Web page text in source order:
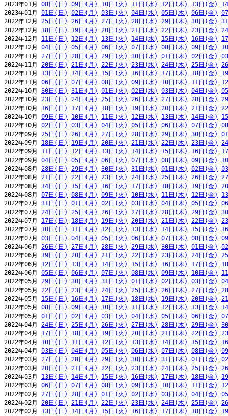
2023年01月 08日(日) 09日(月) 10日(火) 11日(水) 12日(木) 13日(金)
2023年01月 01日(日) 02日(月) 03日(火) 04日(水) 05日(木) 06日(金)
2022年12月 25日(日) 26日(月) 27日(火) 28日(水) 29日(木) 30日(金)
2022年12月 18日(日) 19日(月) 20日(火) 21日(水) 22日(木) 23日(金)
2022年12月 11日(日) 12日(月) 13日(火) 14日(水) 15日(木) 16日(金)
2022年12月 04日(日) 05日(月) 06日(火) 07日(水) 08日(木) 09日(金)
2022年11月 27日(日) 28日(月) 29日(火) 30日(水) 01日(木) 02日(金)
2022年11月 20日(日) 21日(月) 22日(火) 23日(水) 24日(木) 25日(金)
2022年11月 13日(日) 14日(月) 15日(火) 16日(水) 17日(木) 18日(金)
2022年11月 06日(日) 07日(月) 08日(火) 09日(水) 10日(木) 11日(金)
2022年10月 30日(日) 31日(月) 01日(火) 02日(水) 03日(木) 04日(金)
2022年10月 23日(日) 24日(月) 25日(火) 26日(水) 27日(木) 28日(金)
2022年10月 16日(日) 17日(月) 18日(火) 19日(水) 20日(木) 21日(金)
2022年10月 09日(日) 10日(月) 11日(火) 12日(水) 13日(木) 14日(金)
2022年10月 02日(日) 03日(月) 04日(火) 05日(水) 06日(木) 07日(金)
2022年09月 25日(日) 26日(月) 27日(火) 28日(水) 29日(木) 30日(金)
2022年09月 18日(日) 19日(月) 20日(火) 21日(水) 22日(木) 23日(金)
2022年09月 11日(日) 12日(月) 13日(火) 14日(水) 15日(木) 16日(金)
2022年09月 04日(日) 05日(月) 06日(火) 07日(水) 08日(木) 09日(金)
2022年08月 28日(日) 29日(月) 30日(火) 31日(水) 01日(木) 02日(金)
2022年08月 21日(日) 22日(月) 23日(火) 24日(水) 25日(木) 26日(金)
2022年08月 14日(日) 15日(月) 16日(火) 17日(水) 18日(木) 19日(金)
2022年08月 07日(日) 08日(月) 09日(火) 10日(水) 11日(木) 12日(金)
2022年07月 31日(日) 01日(月) 02日(火) 03日(水) 04日(木) 05日(金)
2022年07月 24日(日) 25日(月) 26日(火) 27日(水) 28日(木) 29日(金)
2022年07月 17日(日) 18日(月) 19日(火) 20日(水) 21日(木) 22日(金)
2022年07月 10日(日) 11日(月) 12日(火) 13日(水) 14日(木) 15日(金)
2022年07月 03日(日) 04日(月) 05日(火) 06日(水) 07日(木) 08日(金)
2022年06月 26日(日) 27日(月) 28日(火) 29日(水) 30日(木) 01日(金)
2022年06月 19日(日) 20日(月) 21日(火) 22日(水) 23日(木) 24日(金)
2022年06月 12日(日) 13日(月) 14日(火) 15日(水) 16日(木) 17日(金)
2022年06月 05日(日) 06日(月) 07日(火) 08日(水) 09日(木) 10日(金)
2022年05月 29日(日) 30日(月) 31日(火) 01日(水) 02日(木) 03日(金)
2022年05月 22日(日) 23日(月) 24日(火) 25日(水) 26日(木) 27日(金)
2022年05月 15日(日) 16日(月) 17日(火) 18日(水) 19日(木) 20日(金)
2022年05月 08日(日) 09日(月) 10日(火) 11日(水) 12日(木) 13日(金)
2022年05月 01日(日) 02日(月) 03日(火) 04日(水) 05日(木) 06日(金)
2022年04月 24日(日) 25日(月) 26日(火) 27日(水) 28日(木) 29日(金)
2022年04月 17日(日) 18日(月) 19日(火) 20日(水) 21日(木) 22日(金)
2022年04月 10日(日) 11日(月) 12日(火) 13日(水) 14日(木) 15日(金)
2022年04月 03日(日) 04日(月) 05日(火) 06日(水) 07日(木) 08日(金)
2022年03月 27日(日) 28日(月) 29日(火) 30日(水) 31日(木) 01日(金)
2022年03月 20日(日) 21日(月) 22日(火) 23日(水) 24日(木) 25日(金)
2022年03月 13日(日) 14日(月) 15日(火) 16日(水) 17日(木) 18日(金)
2022年03月 06日(日) 07日(月) 08日(火) 09日(水) 10日(木) 11日(金)
2022年02月 27日(日) 28日(月) 01日(火) 02日(水) 03日(木) 04日(金)
2022年02月 20日(日) 21日(月) 22日(火) 23日(水) 24日(木) 25日(金)
2022年02月 13日(日) 14日(月) 15日(火) 16日(水) 17日(木) 18日(金)